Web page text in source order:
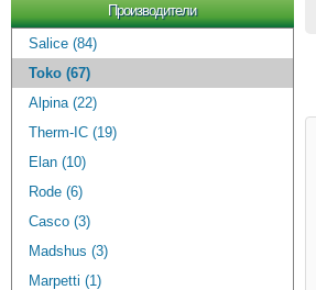
Производители
Salice (84)
Toko (67)
Alpina (22)
Therm-IC (19)
Elan (10)
Rode (6)
Casco (3)
Madshus (3)
Marpetti (1)